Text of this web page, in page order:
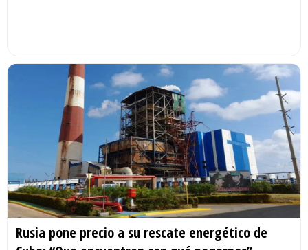
Rusia pone precio a su rescate energético de